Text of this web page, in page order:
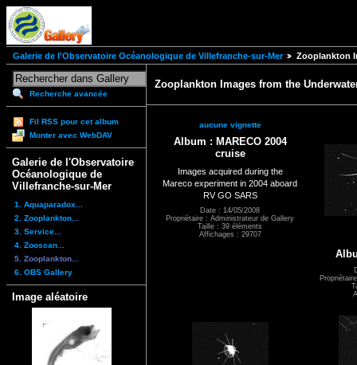
Galerie de l'Observatoire Océanologique de Villefranche-sur-Mer Zooplankton
Recherche avancée
Fil RSS pour cet album
Monter avec WebDAV
Galerie de l'Observatoire
Océanologique de
Villefranche-sur-Mer
1. Aquaparadox...
2. Zooplankton...
3. Service...
4. Zooscan...
5. Zooplankton...
6. OBS Gallery
Image aléatoire
Zooplankton Images from the
aucune vignette
Album : MARECO 2004
cruise
Images acquired during the
Mareco experiment in 2004 aboard
RV GO SARS
Date : 14/05/2008
Propriétaire : Administrateur de Gallery
Taille : 39 éléments
Affichages : 29707